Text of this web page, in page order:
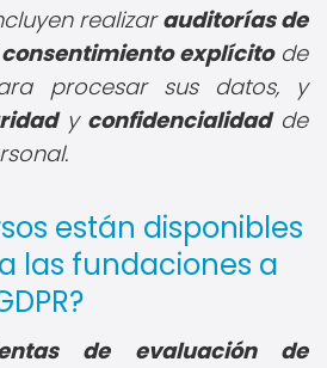
realizarauditorías de
consentimiento explícitode
procesar sus datos, y
y confidencialidadde
están disponibles
las fundaciones a
de evaluación de